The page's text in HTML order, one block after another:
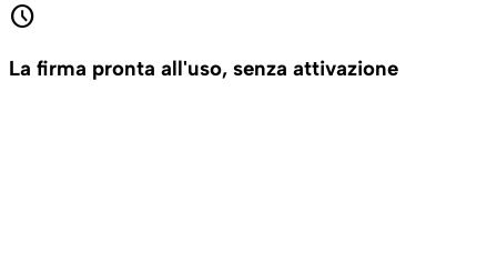
schedule
La firma pronta all'uso, senza attivazione